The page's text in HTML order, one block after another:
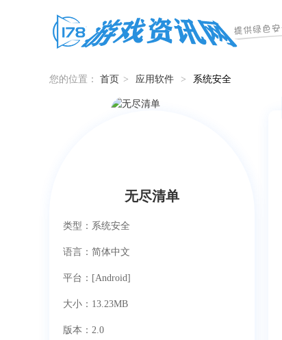
您的位置： 首页 > 应用软件 > 系统安全
类型：系统安全
语言：简体中文
平台：[Android]
大小：13.23MB
版本：2.0
无尽清单